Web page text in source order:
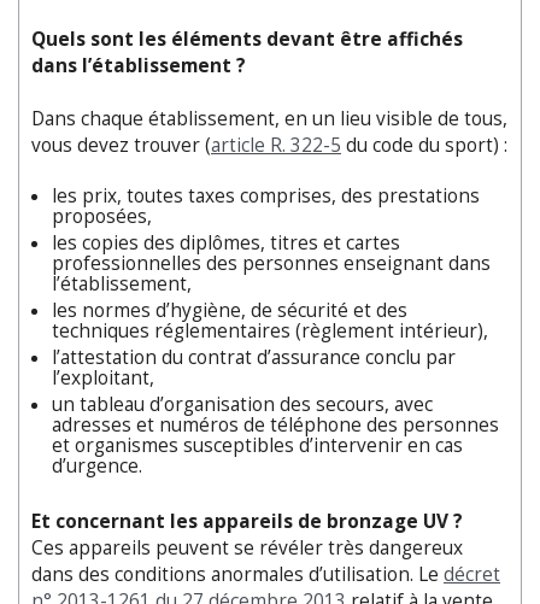
Quels sont les éléments devant être affichés
dans l’établissement ?
Dans chaque établissement, en un lieu visible de tous,
vous devez trouver (article R. 322-5 du code du sport) :
les prix, toutes taxes comprises, des prestations
proposées,
les copies des diplômes, titres et cartes
professionnelles des personnes enseignant dans
l’établissement,
les normes d’hygiène, de sécurité et des
techniques réglementaires (règlement intérieur),
l’attestation du contrat d’assurance conclu par
l’exploitant,
un tableau d’organisation des secours, avec
adresses et numéros de téléphone des personnes
et organismes susceptibles d’intervenir en cas
d’urgence.
Et concernant les appareils de bronzage UV ?
Ces appareils peuvent se révéler très dangereux
dans des conditions anormales d’utilisation. Le décret